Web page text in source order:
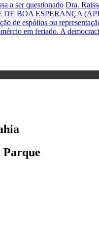
a ser questionado Dra.
BOA ESPERANÇA
de espólios ou
em feriado. A